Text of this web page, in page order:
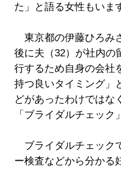
た」と語る女性もいま
東京都の伊藤ひろみ
後に夫（32）が社内の
行するため自身の会社
持つ良いタイミング」
どがあったわけではな
「ブライダルチェック
ブライダルチェック
ー検査などから分かる